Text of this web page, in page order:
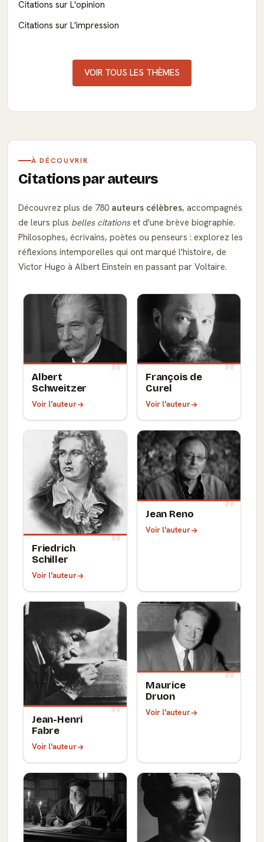
Citations sur L'opinion
Citations sur L'impression
VOIR TOUS LES THÈMES
À DÉCOUVRIR
Citations par auteurs
Découvrez plus de 780 auteurs célèbres, accompagnés
de leurs plus belles citationset d'une brève biographie.
Philosophes, écrivains, poètes ou penseurs : explorez les
réflexions intemporelles qui ont marqué l'histoire, de
Victor Hugo à Albert Einstein en passant par Voltaire.
Albert
Schweitzer
Voir l'auteur
François de
Curel
Voir l'auteur
Friedrich
Schiller
Voir l'auteur
Jean Reno
Voir l'auteur
Jean-Henri
Fabre
Voir l'auteur
Maurice
Druon
Voir l'auteur